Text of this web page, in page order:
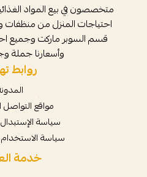
متخصصون في بيع المواد
احتياجات المنزل من منظفات
قسم السوبر ماركت وجميع
وأسعارنا جملة
روابط
مواقع التواصل
سياسة
سياسة
خدمة